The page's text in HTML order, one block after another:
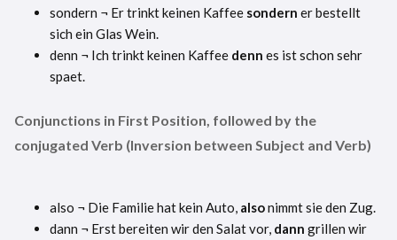
sondern ¬ Er trinkt keinen Kaffee sondern er bestellt
sich ein Glas Wein.
denn ¬ Ich trinkt keinen Kaffee denn es ist schon sehr
spaet.
Conjunctions in First Position, followed by the
conjugated Verb (Inversion between Subject and Verb)
also ¬ Die Familie hat kein Auto, alsonimmt sie den Zug.
dann ¬ Erst bereiten wir den Salat vor, dann grillen wir